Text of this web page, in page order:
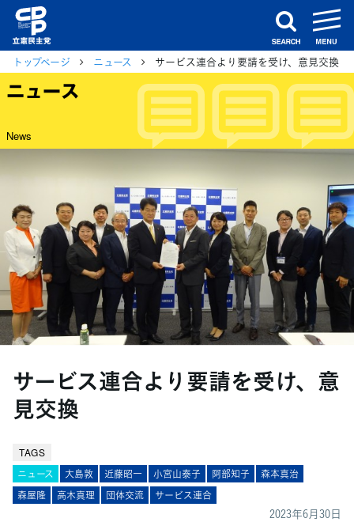
search
トップページ ニュース サービス連合より要請を受け、意見交換
ニュース
News
サービス連合より要請を受け、意
見交換
TAGS
ニュース 大島敦 近藤昭一 小宮山泰子 阿部知子
森本真治
森屋隆
高木真理 団体交流 サービス連合
2023年6月30日